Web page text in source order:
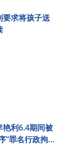
要求将孩子送
艳利6.4期间被
”罪名行政拘留